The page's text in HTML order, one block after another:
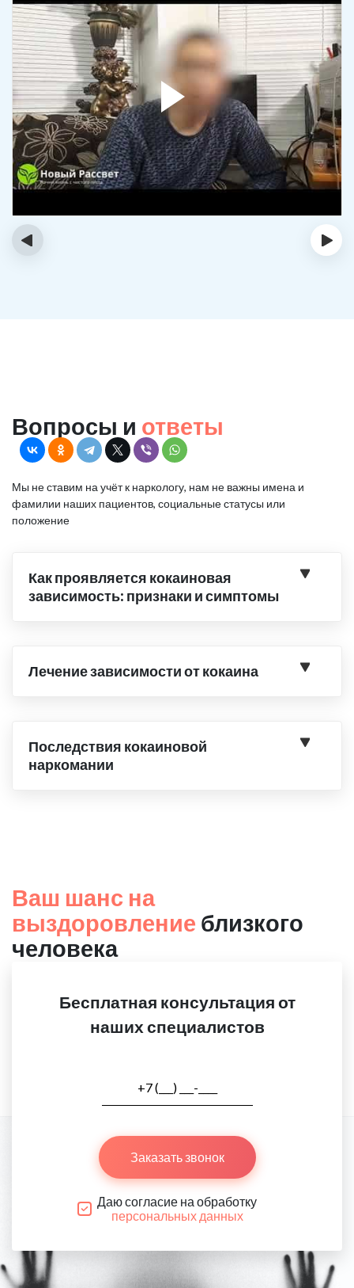
‹ ›
Вопросы и ответы
Мы не ставим на учёт к наркологу, нам не важны имена и
фамилии наших пациентов, социальные статусы или
положение
Как проявляется кокаиновая
зависимость: признаки и симптомы
Лечение зависимости от кокаина
Последствия кокаиновой
наркомании
Ваш шанс на
выздоровление близкого
человека
Бесплатная консультация от
наших специалистов
Заказать звонок
Даю согласие на обработку
персональных данных